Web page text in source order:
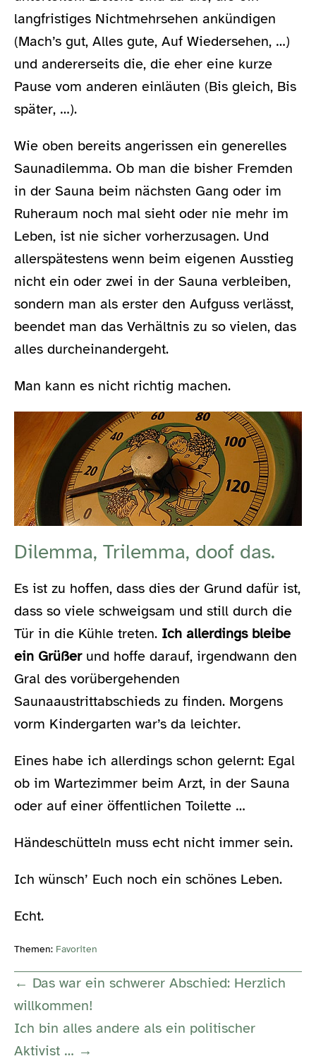
langfristiges Nichtmehrsehen ankündigen
(Mach’s gut, Alles gute, Auf Wiedersehen, …)
und andererseits die, die eher eine kurze
Pause vom anderen einläuten (Bis gleich, Bis
später, …).
Wie oben bereits angerissen ein generelles
Saunadilemma. Ob man die bisher Fremden
in der Sauna beim nächsten Gang oder im
Ruheraum noch mal sieht oder nie mehr im
Leben, ist nie sicher vorherzusagen. Und
allerspätestens wenn beim eigenen Ausstieg
nicht ein oder zwei in der Sauna verbleiben,
sondern man als erster den Aufguss verlässt,
beendet man das Verhältnis zu so vielen, das
alles durcheinandergeht.
Man kann es nicht richtig machen.
Dilemma, Trilemma, doof das.
Es ist zu hoffen, dass dies der Grund dafür ist,
dass so viele schweigsam und still durch die
Tür in die Kühle treten. Ich allerdings bleibe
ein Grüßerund hoffe darauf, irgendwann den
Gral des vorübergehenden
Saunaaustrittabschieds zu finden. Morgens
vorm Kindergarten war’s da leichter.
Eines habe ich allerdings schon gelernt: Egal
ob im Wartezimmer beim Arzt, in der Sauna
oder auf einer öffentlichen Toilette …
Händeschütteln muss echt nicht immer sein.
Ich wünsch’ Euch noch ein schönes Leben.
Echt.
Themen: Favoriten
Post
Navigation
← Das war ein schwerer Abschied: Herzlich
willkommen!
Ich bin alles andere als ein politischer
Aktivist … →